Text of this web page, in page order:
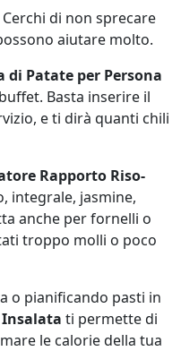
di non sprecare
aiutare molto.
di Patate per Persona
Basta inserire il
e ti dirà quanti chili
Rapporto Riso-
integrale, jasmine,
anche per fornelli o
troppo molli o poco
o pianificando pasti in
Insalata ti permette di
le calorie della tua